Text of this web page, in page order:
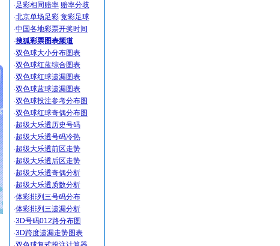
·足彩相同赔率 赔率分歧
·北京单场足彩 竞彩足球
·中国各地彩票开奖时间
·搜狐彩票图表频道
·双色球大小分布图表
·双色球红蓝综合图表
·双色球红球遗漏图表
·双色球蓝球遗漏图表
·双色球投注参考分布图
·双色球红球奇偶分布图
·超级大乐透历史号码
·超级大乐透号码冷热
·超级大乐透前区走势
·超级大乐透后区走势
·超级大乐透奇偶分析
·超级大乐透质数分析
·体彩排列三号码分布
·体彩排列三遗漏分析
·3D号码012路分布图
·3D跨度遗漏走势图表